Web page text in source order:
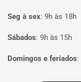
Seg à sex: 9h às 18h
Sábados: 9h às 15h
Domingos e feriados: